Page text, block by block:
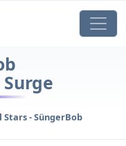
Stars - SüngerBob